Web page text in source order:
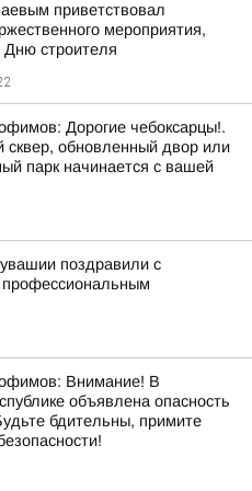
приветствовал
мероприятия,
Дню строителя
Дорогие чебоксарцы!.
обновленный двор или
парк начинается с вашей
поздравили с
Внимание! В
объявлена опасность
бдительны, примите